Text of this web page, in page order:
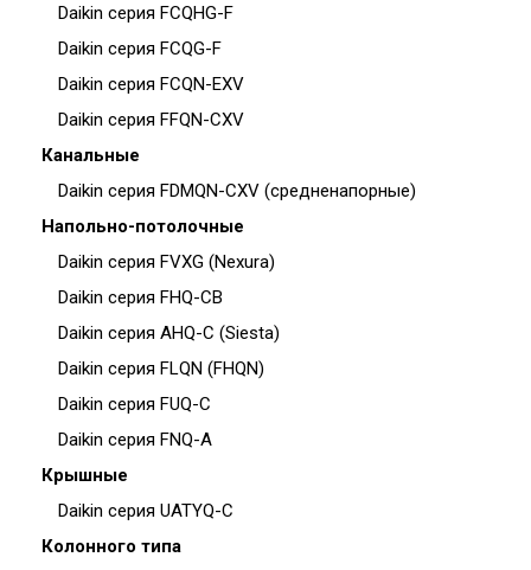
Daikin серия FCQHG-F
Daikin серия FCQG-F
Daikin серия FCQN-EXV
Daikin серия FFQN-CXV
Канальные
Daikin серия FDMQN-CXV (средненапорные)
Напольно-потолочные
Daikin серия FVXG (Nexura)
Daikin серия FHQ-CB
Daikin серия AHQ-C (Siesta)
Daikin серия FLQN (FHQN)
Daikin серия FUQ-C
Daikin серия FNQ-A
Крышные
Daikin серия UATYQ-C
Колонного типа